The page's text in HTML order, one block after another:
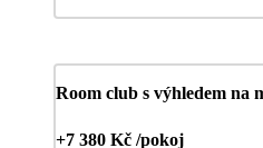
Room club s výhledem na
+7 380 Kč /pokoj